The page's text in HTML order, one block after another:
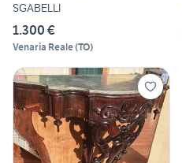
SGABELLI
1.300 €
Venaria Reale(TO)